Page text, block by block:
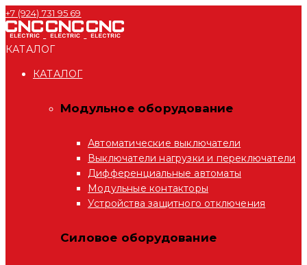
+7 (924) 731 95 69
КАТАЛОГ
КАТАЛОГ
Модульное оборудование
Автоматические выключатели
Выключатели нагрузки и переключатели
Дифференциальные автоматы
Модульные контакторы
Устройства защитного отключения
Силовое оборудование